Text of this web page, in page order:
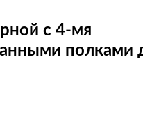
с 4-мя
полками